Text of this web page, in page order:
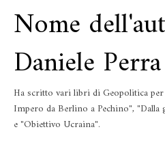
Nome
Daniele Perra
Ha scritto vari libri di Geopolitica
Impero da Berlino a Pechino", "Dalla
e "Obiettivo Ucraina".